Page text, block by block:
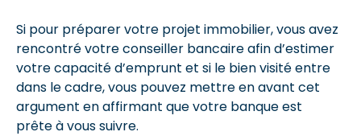
Si pour préparer votre projet immobilier, vous avez
rencontré votre conseiller bancaire afin d’estimer
votre capacité d’emprunt et si le bien visité entre
dans le cadre, vous pouvez mettre en avant cet
argument en affirmant que votre banque est
prête à vous suivre.